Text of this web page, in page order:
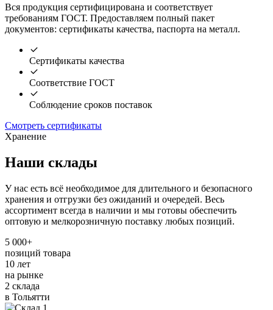
Вся продукция сертифицирована и соответствует
требованиям ГОСТ. Предоставляем полный пакет
документов: сертификаты качества, паспорта на металл.
Сертификаты качества
Соответствие ГОСТ
Соблюдение сроков поставок
Смотреть сертификаты
Хранение
Наши склады
У нас есть всё необходимое для длительного и безопасного
хранения и отгрузки без ожиданий и очередей. Весь
ассортимент всегда в наличии и мы готовы обеспечить
оптовую и мелкорозничную поставку любых позиций.
5 000+
позиций товара
10 лет
на рынке
2 склада
в Тольятти